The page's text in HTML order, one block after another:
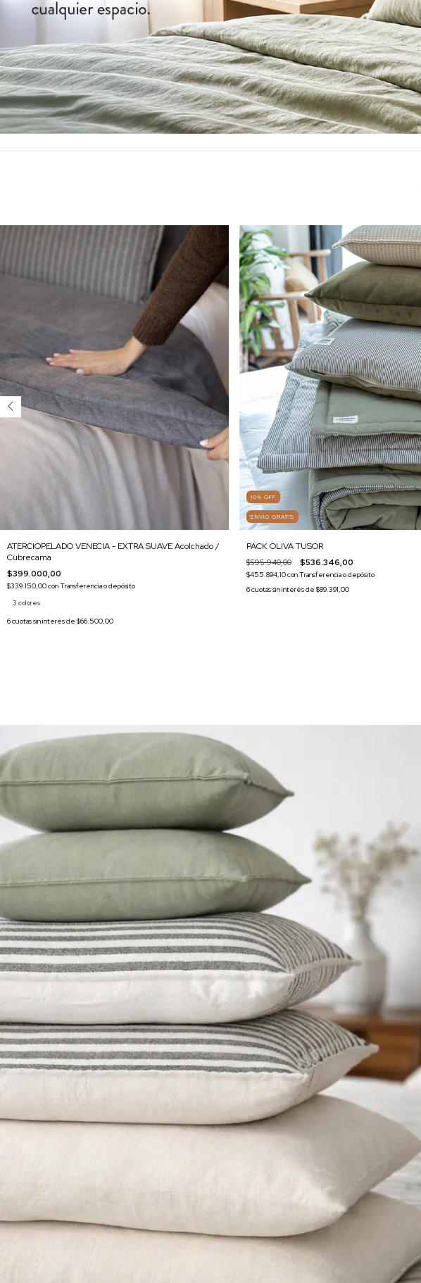
ATERCIOPELADO VENECIA - EXTRA SUAVE Acolchado /
Cubrecama
$399.000,00
$339.150,00conTransferencia o depósito
3 colores
6cuotas sin interés de $66.500,00
10% OFF
ENVÍO GRATIS
PACK OLIVA TUSOR
$595.940,00 $536.346,00
$455.894,10conTransferencia o depósito
6cuotas sin interés de $89.391,00